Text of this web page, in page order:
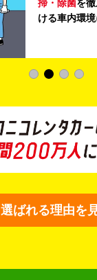
掃・除菌を
ける車内環
選ばれる理由を